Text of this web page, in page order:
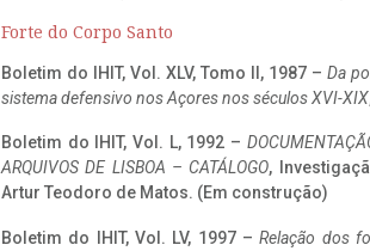
Forte do Corpo Santo
Boletim do IHIT, Vol. XLV, Tomo II, 1987 – Da
sistema defensivo nos Açores nos séculos XVI-XIX
Boletim do IHIT, Vol. L, 1992 –
ARQUIVOS DE LISBOA – CATÁLOGO,
Artur Teodoro de Matos. (Em construção)
Boletim do IHIT, Vol. LV, 1997 –Relação dos